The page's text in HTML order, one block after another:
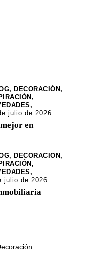
DECORACIÓN,
julio de 2026
en
DECORACIÓN,
julio de 2026